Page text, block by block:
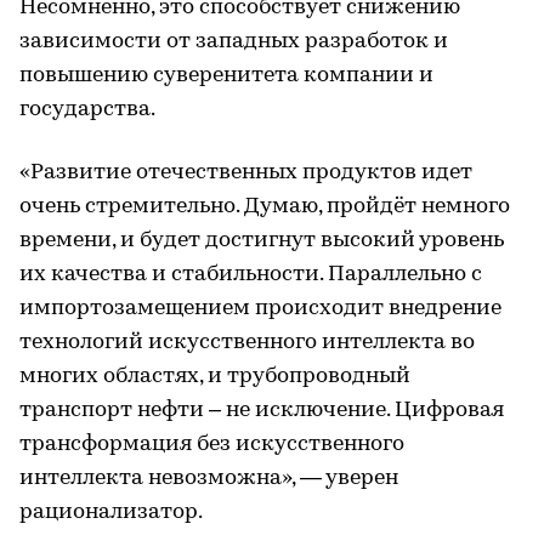
Несомненно, это способствует снижению
зависимости от западных разработок и
повышению суверенитета компании и
государства.
«Развитие отечественных продуктов идет
очень стремительно. Думаю, пройдёт немного
времени, и будет достигнут высокий уровень
их качества и стабильности. Параллельно с
импортозамещением происходит внедрение
технологий искусственного интеллекта во
многих областях, и трубопроводный
транспорт нефти – не исключение. Цифровая
трансформация без искусственного
интеллекта невозможна», — уверен
рационализатор.